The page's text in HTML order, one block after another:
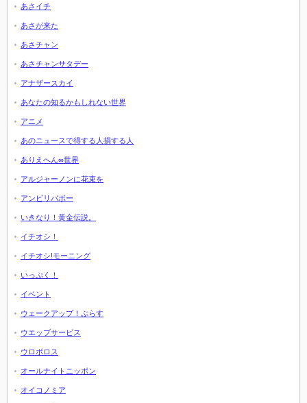
あさイチ
あさが来た
あさチャン
あさチャンサタデー
アナザースカイ
あなたの知るかもしれない世界
アニメ
あのニュースで得する人損する人
ありえへん∞世界
アルジャーノンに花束を
アンビリバボー
いきなり！黄金伝説。
イチオシ！
イチオシ!モーニング
いっぷく！
イベント
ウェークアップ！ぷらす
ウエッブサービス
ウロボロス
オールナイトニッポン
オイコノミア